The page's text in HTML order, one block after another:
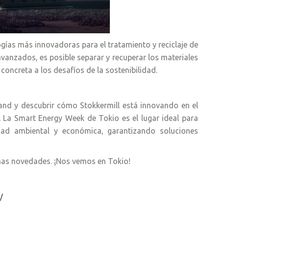
más innovadoras para el tratamiento y reciclaje de
es posible separar y recuperar los materiales
a los desafíos de la sostenibilidad.
y descubrir cómo Stokkermill está innovando en el
Smart Energy Week de Tokio es el lugar ideal para
ambiental y económica, garantizando soluciones
novedades. ¡Nos vemos en Tokio!